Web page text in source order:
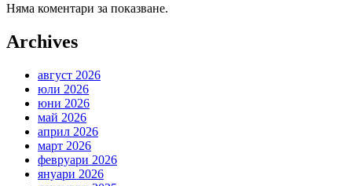
Няма коментари за показване.
Archives
август 2026
юли 2026
юни 2026
май 2026
април 2026
март 2026
февруари 2026
януари 2026